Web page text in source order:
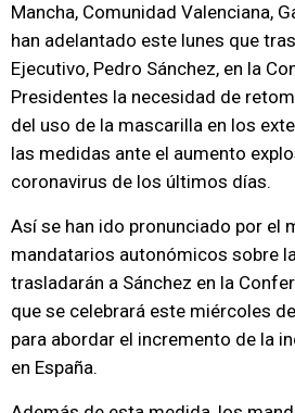
Mancha, Comunidad Valenciana,
han adelantado este lunes que
Ejecutivo, Pedro Sánchez, en la
Presidentes la necesidad de
del uso de la mascarilla en los
las medidas ante el aumento
coronavirus de los últimos días.
Así se han ido pronunciado por el
mandatarios autonómicos sobre
trasladarán a Sánchez en la
que se celebrará este miércoles
para abordar el incremento de la
en España.